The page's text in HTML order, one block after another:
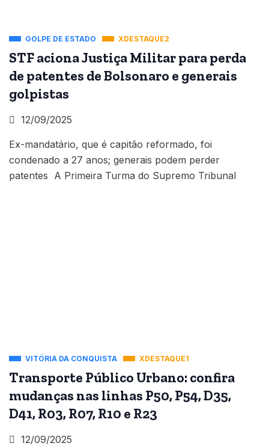
GOLPE DE ESTADO XDESTAQUE2
STF aciona Justiça Militar para perda
de patentes de Bolsonaro e generais
golpistas
12/09/2025
Ex-mandatário, que é capitão reformado, foi
condenado a 27 anos; generais podem perder
patentes A Primeira Turma do Supremo Tribunal
VITÓRIA DA CONQUISTA XDESTAQUE1
Transporte Público Urbano: confira
mudanças nas linhas P50, P54, D35,
D41, R03, R07, R10 e R23
12/09/2025